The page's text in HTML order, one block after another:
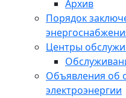
Архив
Порядок
Центры
Объявления об
электроэнергии